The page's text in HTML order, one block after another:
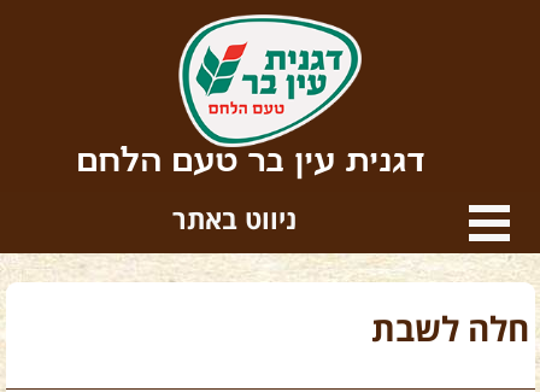
דגנית עין בר טעם הלחם
ניווט באתר
חלה לשבת